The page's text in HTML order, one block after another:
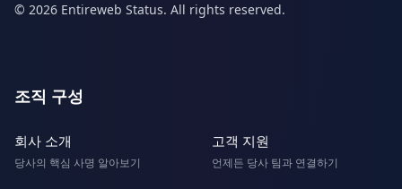
© 2026 Entireweb Status. All rights reserved.
조직 구성
회사 소개
당사의 핵심 사명 알아보기
고객 지원
언제든 당사 팀과 연결하기